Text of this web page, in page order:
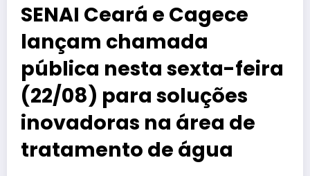
SENAI Ceará e Cagece
lançam chamada
pública nesta sexta-feira
(22/08) para soluções
inovadoras na área de
tratamento de água